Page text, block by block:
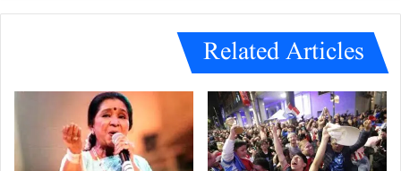
e
Related Articles